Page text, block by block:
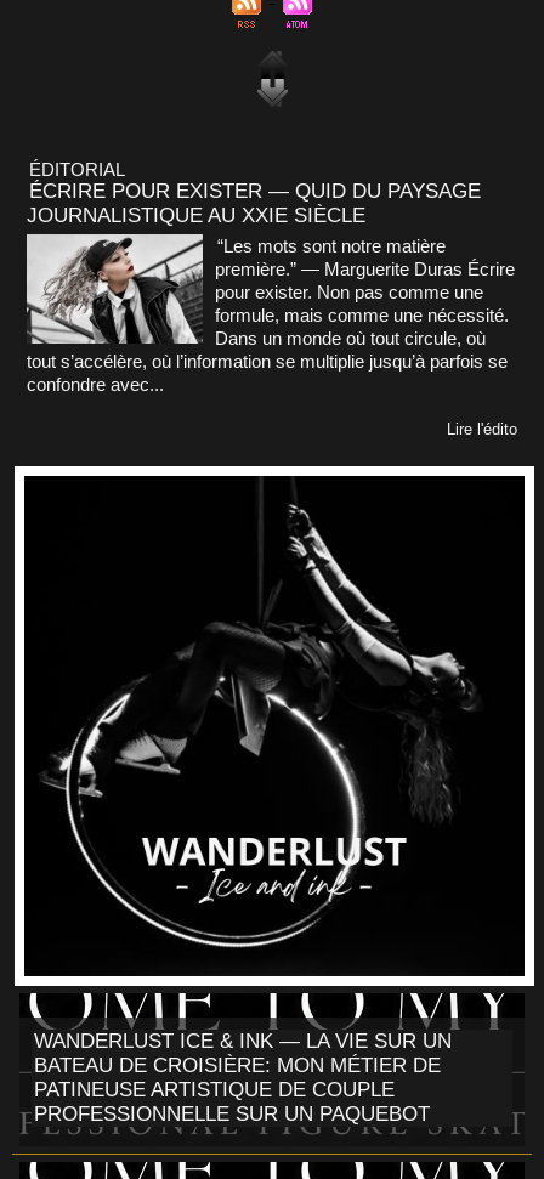
ÉDITORIAL
ÉCRIRE POUR EXISTER — QUID DU PAYSAGE
JOURNALISTIQUE AU XXIE SIÈCLE
“Les mots sont notre matière
première.” — Marguerite Duras Écrire
pour exister. Non pas comme une
formule, mais comme une nécessité.
Dans un monde où tout circule, où
tout s’accélère, où l’information se multiplie jusqu’à parfois se
confondre avec...
Lire l'édito
WANDERLUST ICE & INK — LA VIE SUR UN
BATEAU DE CROISIÈRE: MON MÉTIER DE
PATINEUSE ARTISTIQUE DE COUPLE
PROFESSIONNELLE SUR UN PAQUEBOT